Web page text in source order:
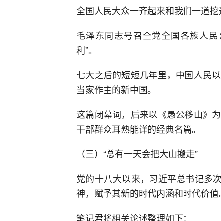
全国人民大众一齐起来和我们一道
毛泽东同志号召全党全国各族人
利”。
七大之后的短短几年里，中国人民
当家作主的新中国。
这篇闭幕词，后来以《愚公移山》
干部群众耳熟能详的经典名篇。
（三）“总有一天会把大山搬走”
党的十八大以来，习近平总书记多
神，赋予其新的时代内涵和时代价值
笔记君将相关论述整理如下：